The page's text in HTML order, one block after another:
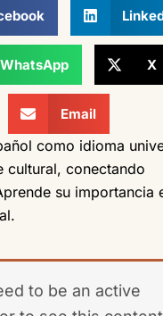
WhatsApp X
Email
como idioma
cultural, conectando
su importancia
to be an active